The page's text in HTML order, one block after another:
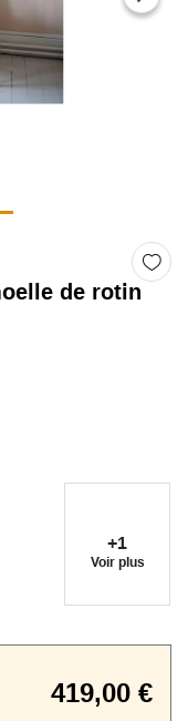
de rotin
+1
Voir plus
419,00 €